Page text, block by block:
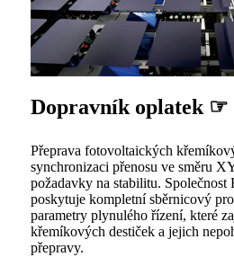
Dopravník oplatek ☞
Přeprava fotovoltaických
synchronizaci přenosu ve směru
požadavky na stabilitu.
poskytuje kompletní sběrnicový
parametry plynulého řízení, které
křemíkových destiček a jejich
přepravy.